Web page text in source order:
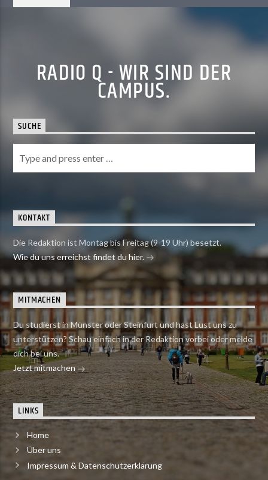
RADIO Q - WIR SIND DER
CAMPUS.
SUCHE
KONTAKT
Die Redaktion ist Montag bis Freitag (9-19 Uhr) besetzt.
Wie du uns erreichst findet du hier.
MITMACHEN
Du studierst in Münster oder Steinfurt und hast Lust uns zu
unterstützen? Schau einfach in der Redaktion vorbei oder melde
dich bei uns.
Jetzt mitmachen
LINKS
Home
Über uns
Impressum & Datenschutzerklärung